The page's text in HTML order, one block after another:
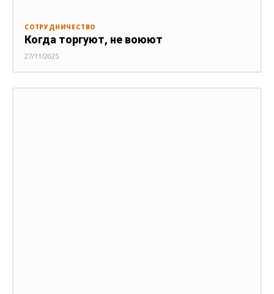
СОТРУДНИЧЕСТВО
Когда торгуют, не воюют
27/11/2025